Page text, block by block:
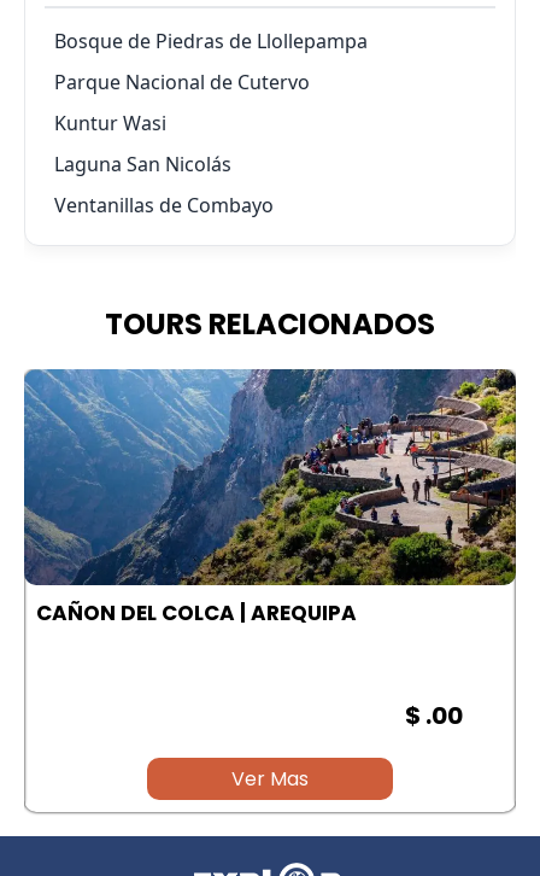
Bosque de Piedras de Llollepampa
Parque Nacional de Cutervo
Kuntur Wasi
Laguna San Nicolás
Ventanillas de Combayo
TOURS RELACIONADOS
CAÑON DEL COLCA | AREQUIPA
$ .00
Ver Mas